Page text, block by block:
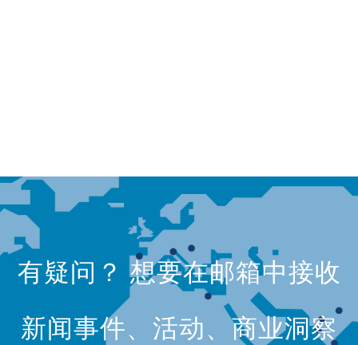
有疑问？ 想要在邮箱中接收
新闻事件、活动、商业洞察